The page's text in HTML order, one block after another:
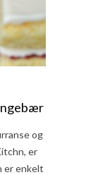
og
er
er enkelt